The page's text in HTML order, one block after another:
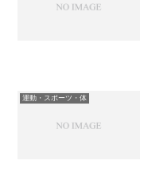
運動・スポーツ・体